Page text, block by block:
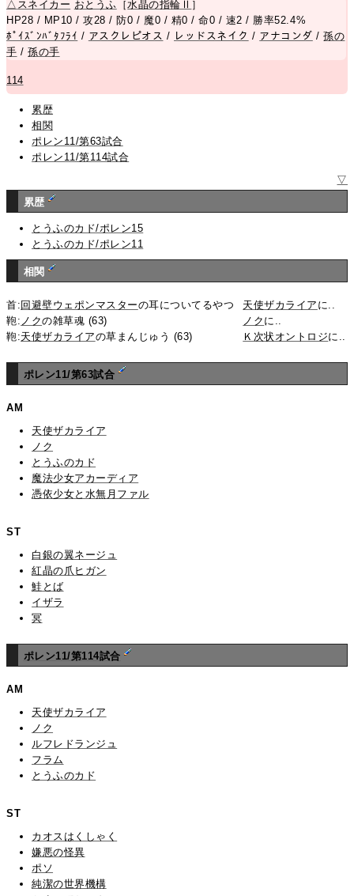
△ スネイカー おとうふ ［水晶の指輪Ⅱ ］
HP28 / MP10 / 攻28 / 防0 / 魔0 / 精0 / 命0 / 速2 / 勝率52.4%
ﾎﾟｲｽﾞﾝﾊﾞﾀﾌﾗｲ / アスクレピオス / レッドスネイク / アナコンダ /孫の
手 /孫の手
114
累歴
相関
ポレン11/第63試合
ポレン11/第114試合
▽
累歴
とうふのカド/ポレン15
とうふのカド/ポレン11
相関
首: 回避壁ウェポンマスターの耳についてるやつ
鞄: ノクの雑草魂 (63)
鞄:天使ザカライアの草まんじゅう (63)
天使ザカライア に..
ノク に..
Ｋ次状オントロジに..
ポレン11/第63試合
AM
天使ザカライア
ノク
とうふのカド
魔法少女アカーディア
憑依少女と水無月ファル
ST
白銀の翼ネージュ
紅晶の爪ヒガン
鮭とば
イザラ
冥
ポレン11/第114試合
AM
天使ザカライア
ノク
ルフレドランジュ
フラム
とうふのカド
ST
カオスはくしゃく
嫌悪の怪異
ポソ
純潔の世界機構